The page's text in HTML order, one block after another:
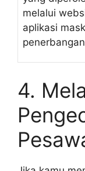
melalui
aplikasi
4.